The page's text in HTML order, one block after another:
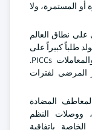
أو المستمرة، ولا
على نطاق العالم
طلباً كبيراً على
قاطرات النفق، والموانئ المزروعة، والمعاملات PICCs.
المرضى لفترات
المضادة
ووصلات النظم
باتفاقية